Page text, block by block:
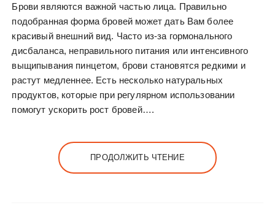
Брови являются важной частью лица. Правильно
подобранная форма бровей может дать Вам более
красивый внешний вид. Часто из-за гормонального
дисбаланса, неправильного питания или интенсивного
выщипывания пинцетом, брови становятся редкими и
растут медленнее. Есть несколько натуральных
продуктов, которые при регулярном использовании
помогут ускорить рост бровей….
ПРОДОЛЖИТЬ ЧТЕНИЕ